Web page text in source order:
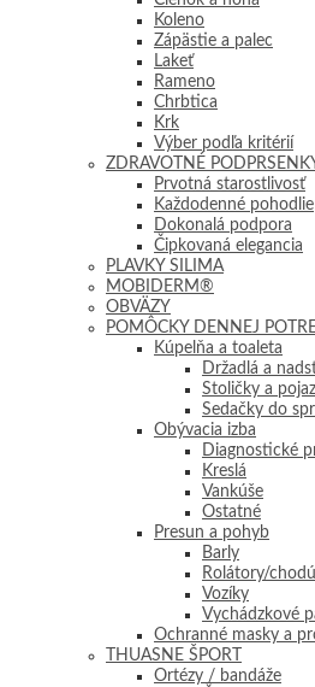
Koleno
Zápästie a palec
Lakeť
Rameno
Chrbtica
Krk
Výber podľa kritérií
ZDRAVOTNÉ
Prvotná starostlivosť
Každodenné pohodlie
Dokonalá podpora
Čipkovaná elegancia
PLAVKY SILIMA
MOBIDERM®
OBVÄZY
POMÔCKY DENNEJ
Kúpelňa a toaleta
Držadlá a
Stoličky a
Sedačky do
Obývacia izba
Diagnostické
Kreslá
Vankúše
Ostatné
Presun a pohyb
Barly
Rolátory/
Vozíky
Vychádzkové
Ochranné masky a
THUASNE ŠPORT
Ortézy / bandáže